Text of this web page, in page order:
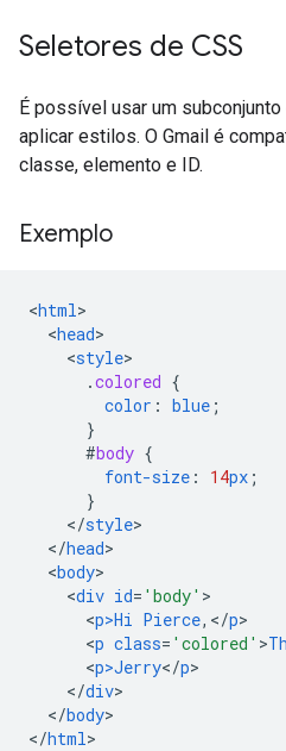
Seletores de CSS
É possível usar um
aplicar estilos. O Gmail é
classe, elemento e ID.
Exemplo
<html
<head
<style
.colored {
color : blue ;
}
#body {
font-size : 14px ;
}
</style
</head
<body
<div id= 'body'
<p>Hi Pierce,</p
<p class= 'colored' >
<p>Jerry</p
</div
</body>
</html>